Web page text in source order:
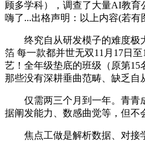
顾多学科），调查了大量AI教
嗨了...出格声明：以上内容(若
终究自从研发模子的难度极大
箔 每一款都并世无双11月17日
艺！全年级垫底的班级（原第15
那些没有深耕垂曲范畴、缺乏自
仅需两三个月到一年。青青成
据阐发能力、数感曲觉等，但不
焦点工做是解析数据、对接学